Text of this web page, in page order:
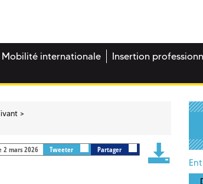
Mobilité internationale
Insertion
2 mars 2026 Tweeter Partager